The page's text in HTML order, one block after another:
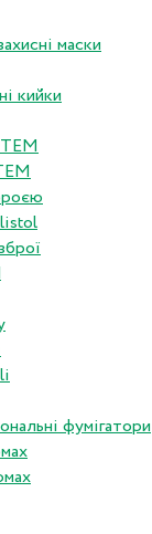
маски
кийки
фумігатори